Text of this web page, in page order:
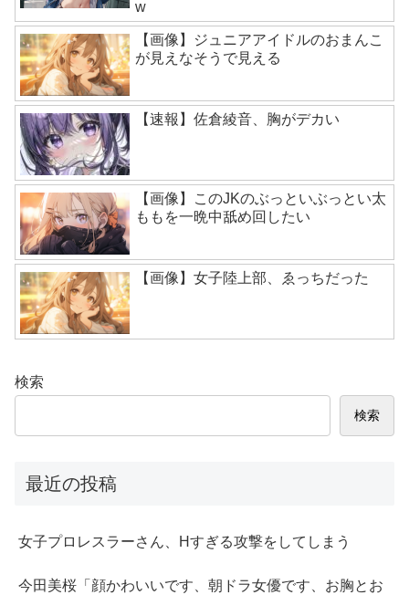
w
【画像】ジュニアアイドルのおまんこ
が見えなそうで見える
【速報】佐倉綾音、胸がデカい
【画像】このJKのぶっといぶっとい太
ももを一晩中舐め回したい
【画像】女子陸上部、ゑっちだった
検索
検索
最近の投稿
女子プロレスラーさん、Hすぎる攻撃をしてしまう
今田美桜「顔かわいいです、朝ドラ女優です、お胸とお